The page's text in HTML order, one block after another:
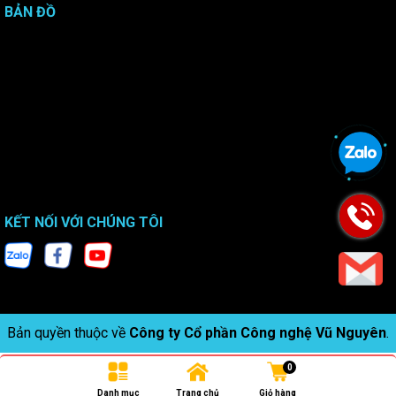
Email: sales@vunguyenjsc.com
BẢN ĐỒ
KẾT NỐI VỚI CHÚNG TÔI
Bản quyền thuộc về Công ty Cổ phần Công nghệ Vũ Nguyên.
Danh mục Trang chủ Giỏ hàng
0